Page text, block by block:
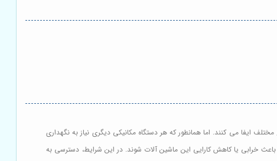
ایفا می کنند. اما همانطور که هر دستگاه مکانیکی دیگری نیاز به نگهداری
خرابی یا کاهش کارایی این ماشین آلات شوند. در این شرایط، دسترسی به